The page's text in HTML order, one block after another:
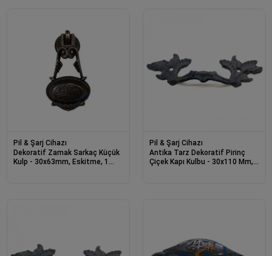
Pil & Şarj Cihazı
Dekoratif Zamak Sarkaç Küçük
Kulp - 30x63mm, Eskitme, 1
Pil & Şarj Cihazı
Antika Tarz Dekoratif Pirinç
Çiçek Kapı Kulbu - 30x110 Mm,